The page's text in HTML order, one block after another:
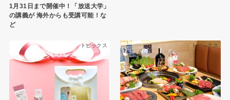
1月31日まで開催中！「放送大学」
の講義が 海外からも受講可能！な
ど
トピックス トピックス